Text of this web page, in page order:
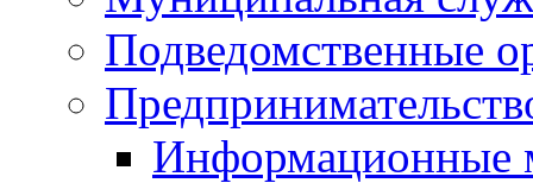
Подведомственные
Информационные